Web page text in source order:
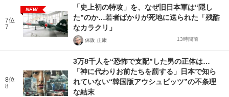
7位
7
NEW
「史上初の特攻」を、なぜ旧日本軍は“隠し
た”のか…若者ばかりが死地に送られた「残酷
なカラクリ」
保阪 正康 13時間前
8位
8
3万8千人を“恐怖で支配”した男の正体は…
「神に代わりお前たちを罰する」日本で知ら
れていない“韓国版アウシュビッツ”の不条理
な結末